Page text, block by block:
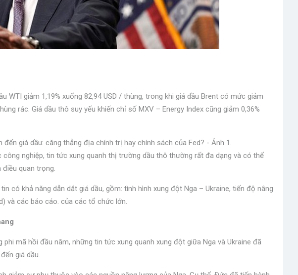
WTI giảm 1,19% xuống 82,94 USD / thùng, trong khi giá dầu Brent có mức giảm
rác. Giá dầu thô suy yếu khiến chỉ số MXV – Energy Index cũng giảm 0,36%
nghiệp, tin tức xung quanh thị trường dầu thô thường rất đa dạng và có thể
quan trọng.
có khả năng dẫn dắt giá dầu, gồm: tình hình xung đột Nga – Ukraine, tiến độ nâng
và các báo cáo. của các tổ chức lớn.
mã hồi đầu năm, những tin tức xung quanh xung đột giữa Nga và Ukraine đã
giá dầu.